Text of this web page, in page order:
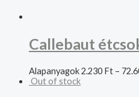
Callebaut
Alapanyagok2.230 Ft –
Out of stock